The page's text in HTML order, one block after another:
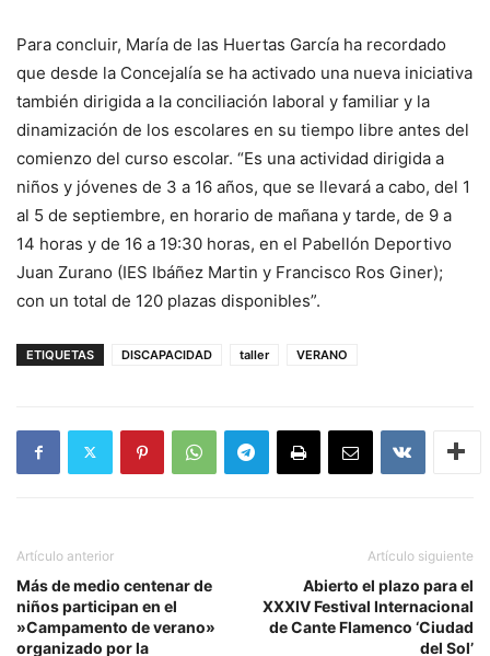
Para concluir, María de las Huertas García ha recordado
que desde la Concejalía se ha activado una nueva iniciativa
también dirigida a la conciliación laboral y familiar y la
dinamización de los escolares en su tiempo libre antes del
comienzo del curso escolar. “Es una actividad dirigida a
niños y jóvenes de 3 a 16 años, que se llevará a cabo, del 1
al 5 de septiembre, en horario de mañana y tarde, de 9 a
14 horas y de 16 a 19:30 horas, en el Pabellón Deportivo
Juan Zurano (IES Ibáñez Martin y Francisco Ros Giner);
con un total de 120 plazas disponibles”.
ETIQUETAS DISCAPACIDAD taller VERANO
Artículo anterior
Más de medio centenar de
niños participan en el
»Campamento de verano»
organizado por la
Artículo siguiente
Abierto el plazo para el
XXXIV Festival Internacional
de Cante Flamenco ‘Ciudad
del Sol’